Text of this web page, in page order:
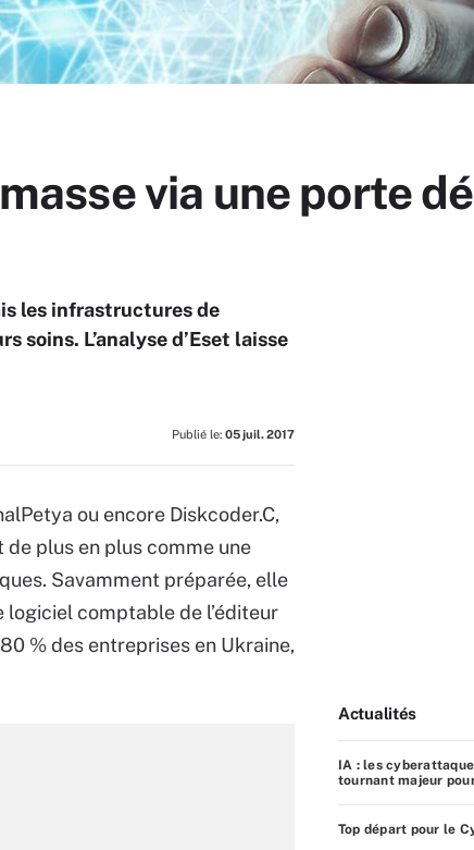
via une porte
les infrastructures de
soins. L’analyse d’Eset laisse
Publié le: 05 juil. 2017
ou encore Diskcoder.C,
de plus en plus comme une
Savamment préparée, elle
comptable de l’éditeur
% des entreprises en Ukraine,
Actualités
IA : les
tournant majeur
Top départ pour le